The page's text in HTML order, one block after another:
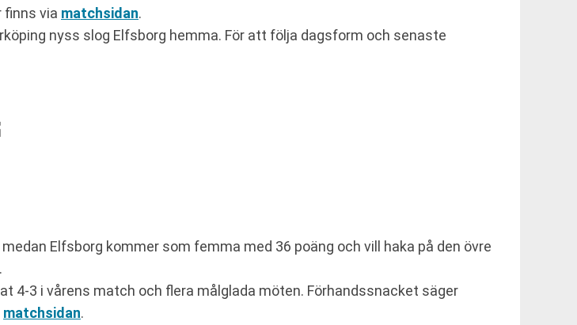
via matchsidan.
nyss slog Elfsborg hemma. För att följa dagsform och senaste
Elfsborg kommer som femma med 36 poäng och vill haka på den övre
.
4-3 i vårens match och flera målglada möten. Förhandssnacket säger
matchsidan.